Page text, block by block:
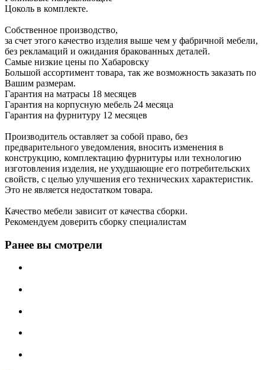
Цоколь в комплекте.
Собственное производство,
за счет этого качество изделия выше чем у фабричной мебели,
без рекламаций и ожидания бракованных деталей.
Самые низкие цены по Хабаровску
Большой ассортимент товара, так же возможность заказать по
Вашим размерам.
Гарантия на матрасы 18 месяцев
Гарантия на корпусную мебель 24 месяца
Гарантия на фурнитуру 12 месяцев
Производитель оставляет за собой право, без
предварительного уведомления, вносить изменения в
конструкцию, комплектацию фурнитуры или технологию
изготовления изделия, не ухудшающие его потребительских
свойств, с целью улучшения его технических характеристик.
Это не является недостатком товара.
Качество мебели зависит от качества сборки.
Рекомендуем доверить сборку специалистам
Ранее вы смотрели